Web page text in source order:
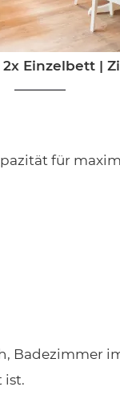
2x Einzelbett |
für
Badezimmer
ist.